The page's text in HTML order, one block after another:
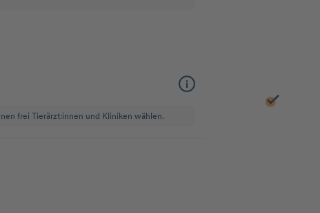
frei Tierärzt:innen und Kliniken wählen.